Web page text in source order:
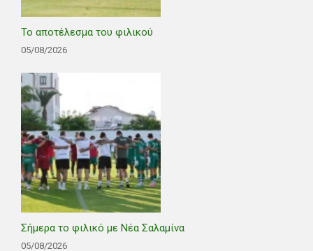
Το αποτέλεσμα του φιλικού
05/08/2026
Σήμερα το φιλικό με Νέα Σαλαμίνα
05/08/2026